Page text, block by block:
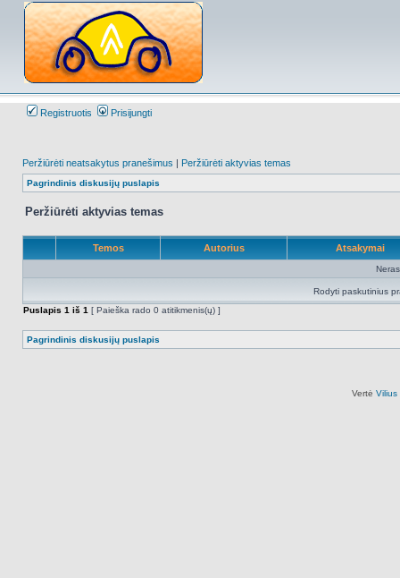
Registruotis Prisijungti
Peržiūrėti neatsakytus pranešimus | Peržiūrėti aktyvias temas
Pagrindinis diskusijų puslapis
Peržiūrėti aktyvias temas
Temos Autorius Atsakymai
Rodyti paskutinius
Puslapis 1 iš 1 [ Paieška rado 0 atitikmenis(ų) ]
Pagrindinis diskusijų puslapis
Vertė Vilius